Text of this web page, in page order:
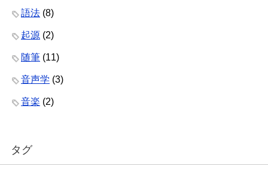
語法 (8)
起源 (2)
随筆 (11)
音声学 (3)
音楽 (2)
タグ